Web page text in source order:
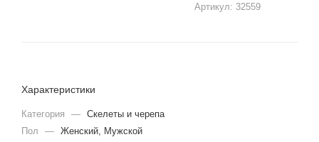
Артикул: 32559
Характеристики
Категория — Скелеты и черепа
Пол
— Женский, Мужской